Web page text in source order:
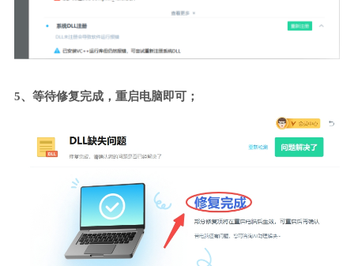
5、等待修复完成，重启电脑即可；